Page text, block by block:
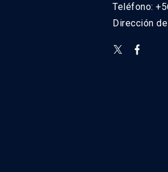
Teléfono:
Dirección